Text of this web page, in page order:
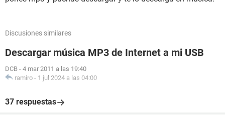
Discusiones similares
Descargar música MP3 de Internet a mi USB
DCB - 4 mar 2011 a las 19:40
ramiro - 1 jul 2024 a las 04:00
37 respuestas